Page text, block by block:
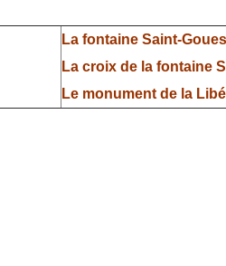
La fontaine Saint-
La croix de la fontaine
Le monument de la